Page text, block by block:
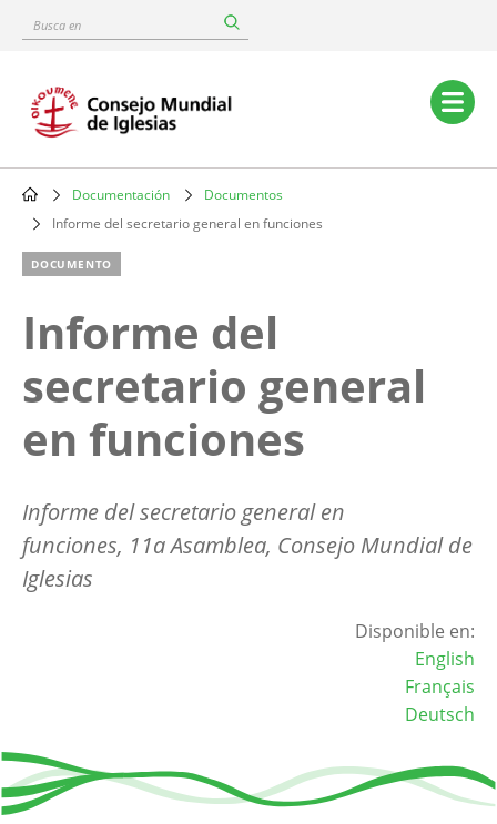
content
Busca
Main
navigation
Breadcrumb
Documentación
Documentos
Informe del secretario general en funciones
DOCUMENTO
Informe del
secretario general
en funciones
Informe del secretario general en
funciones, 11a Asamblea, Consejo Mundial de
Iglesias
Disponible en:
English
Français
Deutsch